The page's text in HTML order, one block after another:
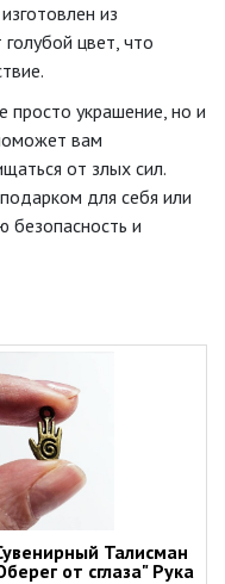
из
цвет, что
просто украшение, но и
вам
от злых сил.
для себя или
безопасность и
Талисман
от сглаза" Рука